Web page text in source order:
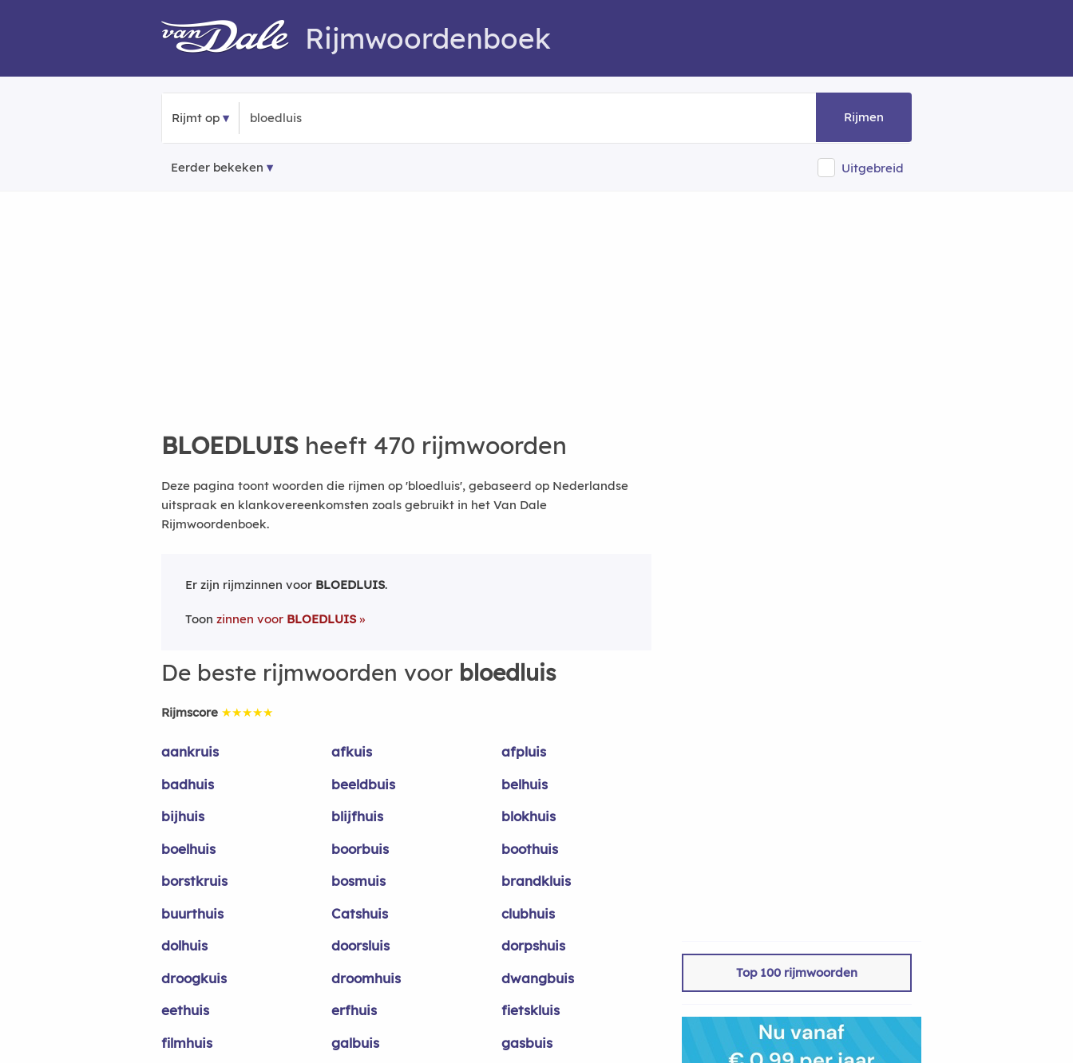
Rijmwoordenboek
Rijmt op Rijmen
Eerder bekeken Uitgebreid
BLOEDLUIS heeft 470 rijmwoorden
Deze pagina toont woorden die rijmen op 'bloedluis', gebaseerd op Nederlandse
uitspraak en klankovereenkomsten zoals gebruikt in het Van Dale
Rijmwoordenboek.
Er zijn rijmzinnen voor BLOEDLUIS.
Toon zinnen voor BLOEDLUIS
De beste rijmwoorden voor bloedluis
Rijmscore ★★★★★
aankruis afkuis
afpluis
badhuis
beeldbuis
belhuis
bijhuis
blijfhuis
blokhuis
boelhuis
boorbuis
boothuis
borstkruis
bosmuis
brandkluis
buurthuis
Catshuis
clubhuis
dolhuis
doorsluis
dorpshuis
droogkuis
droomhuis
dwangbuis
eethuis
erfhuis
fietskluis
filmhuis
galbuis
gasbuis
Top 100 rijmwoorden